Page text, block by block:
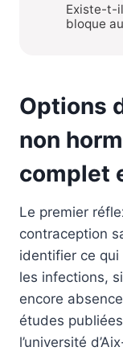
Existe-t-
bloque
Options
non
complet
Le premier
contraception
identifier ce
les infections,
encore
études
l’université